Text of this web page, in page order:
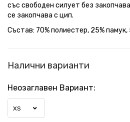
със свободен силует без
се закопчава с цип.
Състав: 70% полиестер, 25% памук,
Налични варианти
Неозаглавен Вариант:
XS